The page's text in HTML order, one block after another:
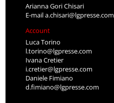
Arianna Gori Chisari
E-maila.chisari@lgpresse.com
Account
Luca Torino
l.torino@lgpresse.com
Ivana Cretier
i.cretier@lgpresse.com
Daniele Fimiano
d.fimiano@lgpresse.com